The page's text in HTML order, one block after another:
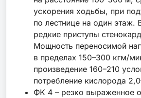
ускорения ходьбы, при
по лестнице на один этаж.
редкие приступы
Мощность переносимой
в пределах 150–300 кгм/
произведение 160–210
потребление кислорода
ФК 4 – резко выраженное